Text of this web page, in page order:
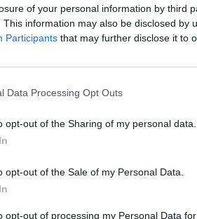
of your personal information by third
This information may also be disclosed by
Participants that may further disclose it to
Data Processing Opt Outs
opt-out of the Sharing of my personal data.
opt-out of the Sale of my Personal Data.
opt-out of processing my Personal Data
Peugeot PSA
váltáson töprengsz? Érdekelnek a legfrissebb